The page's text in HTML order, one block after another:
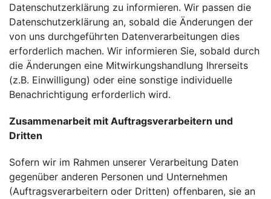
Datenschutzerklärung zu informieren. Wir passen die
Datenschutzerklärung an, sobald die Änderungen der
von uns durchgeführten Datenverarbeitungen dies
erforderlich machen. Wir informieren Sie, sobald durch
die Änderungen eine Mitwirkungshandlung Ihrerseits
(z.B. Einwilligung) oder eine sonstige individuelle
Benachrichtigung erforderlich wird.
Zusammenarbeit mit Auftragsverarbeitern und
Dritten
Sofern wir im Rahmen unserer Verarbeitung Daten
gegenüber anderen Personen und Unternehmen
(Auftragsverarbeitern oder Dritten) offenbaren, sie an